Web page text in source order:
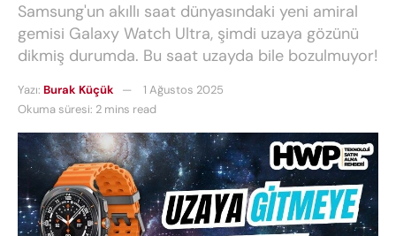
Samsung'un akıllı saat dünyasındaki yeni amiral
gemisi Galaxy Watch Ultra, şimdi uzaya gözünü
dikmiş durumda. Bu saat uzayda bile bozulmuyor!
Yazı: Burak Küçük
1 Ağustos 2025
Okuma süresi: 2 mins read